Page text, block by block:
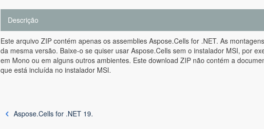
Descrição
Este arquivo ZIP contém apenas os assemblies Aspose.Cells for .NET. As
da mesma versão. Baixe-o se quiser usar Aspose.Cells sem o instalador MSI, por
em Mono ou em alguns outros ambientes. Este download ZIP não contém a
que está incluída no instalador MSI.
Aspose.Cells for .NET 19.